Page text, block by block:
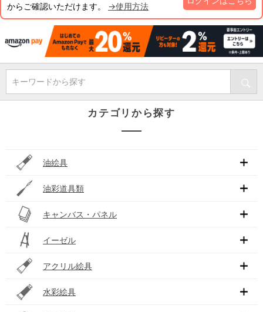
からご確認いただけます。 →使用方法
キーワードから探す
カテゴリから探す
油絵具
油彩道具類
キャンバス・パネル
イーゼル
アクリル絵具
水彩絵具